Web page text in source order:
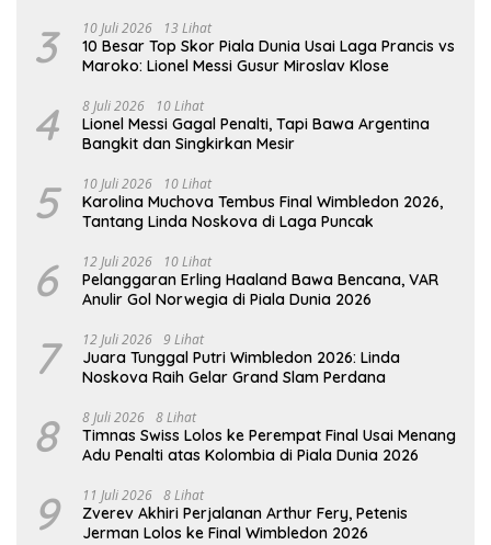
3 10 Juli 2026 13 Lihat
10 Besar Top Skor Piala Dunia Usai Laga Prancis vs
Maroko: Lionel Messi Gusur Miroslav Klose
4 8 Juli 2026 10 Lihat
Lionel Messi Gagal Penalti, Tapi Bawa Argentina
Bangkit dan Singkirkan Mesir
5 10 Juli 2026 10 Lihat
Karolina Muchova Tembus Final Wimbledon 2026,
Tantang Linda Noskova di Laga Puncak
6 12 Juli 2026 10 Lihat
Pelanggaran Erling Haaland Bawa Bencana, VAR
Anulir Gol Norwegia di Piala Dunia 2026
7 12 Juli 2026 9 Lihat
Juara Tunggal Putri Wimbledon 2026: Linda
Noskova Raih Gelar Grand Slam Perdana
8 8 Juli 2026 8 Lihat
Timnas Swiss Lolos ke Perempat Final Usai Menang
Adu Penalti atas Kolombia di Piala Dunia 2026
9 11 Juli 2026 8 Lihat
Zverev Akhiri Perjalanan Arthur Fery, Petenis
Jerman Lolos ke Final Wimbledon 2026